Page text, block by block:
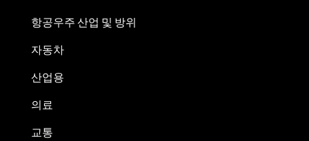
항공우주 산업 및 방위
자동차
산업용
의료
교통